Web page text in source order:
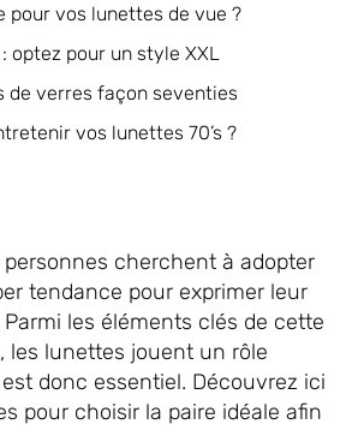
pour vos lunettes de vue ?
optez pour un style XXL
de verres façon seventies
vos lunettes 70’s ?
cherchent à adopter
tendance pour exprimer leur
les éléments clés de cette
les lunettes jouent un rôle
donc essentiel. Découvrez ici
pour choisir la paire idéale afin